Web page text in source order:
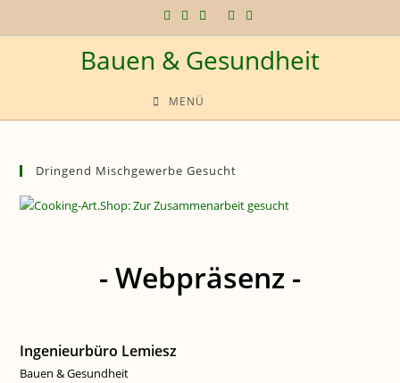
Inhalt
Bauen & Gesundheit
MENÜ
Dringend Mischgewerbe Gesucht
- Webpräsenz -
Ingenieurbüro Lemiesz
Bauen & Gesundheit